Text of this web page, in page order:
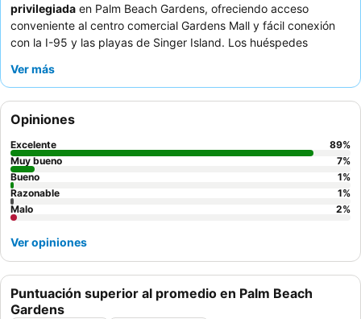
privilegiada en Palm Beach Gardens, ofreciendo acceso
conveniente al centro comercial Gardens Mall y fácil conexión
con la I-95 y las playas de Singer Island. Los huéspedes
hoguera y parrillas, además de un gimnasio bien equipado y
recibe constantemente elogios por su servicio acogedor y
atento, que complementa un espectacular
una amplia variedad de opciones. Para una experiencia más
tranquila, los huéspedes recomiendan solicitar una habitación
con vistas al jardín.
Ver más
Puntuación superior al promedio en Palm Beach
Gardens
Opiniones
Excelente 89%
Muy bueno
7%
Bueno
1%
Razonable
1%
Malo
2%
Ver opiniones